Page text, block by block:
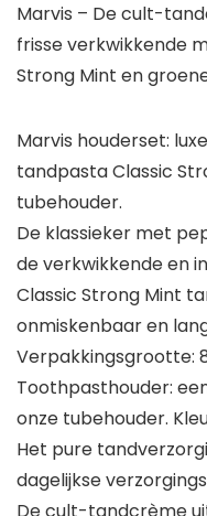
Marvis – De cult-
frisse verkwikkende
Strong Mint en
Marvis houderset:
tandpasta Classic
tubehouder.
De klassieker met
de verkwikkende en
Classic Strong Mint
onmiskenbaar en
Verpakkingsgrootte:
Toothpasthouder:
onze tubehouder.
Het pure
dagelijkse